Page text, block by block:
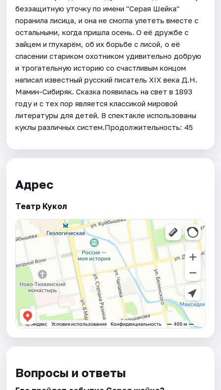
беззащитную уточку по имени "Серая Шейка"
поранила лисица, и она не смогла улететь вместе с
остальными, когда пришла осень. О её дружбе с
зайцем и глухарём, об их борьбе с лисой, о её
спасении стариком охотником удивительно добрую
и трогательную историю со счастливым концом
написал известный русский писатель XIX века Д.Н.
Мамин-Сибиряк. Сказка появилась на свет в 1893
году и с тех пор является классикой мировой
литературы для детей. В спектакле использованы
куклы различных систем.Продолжительность: 45
Адрес
Театр Кукол
Вопросы и ответы